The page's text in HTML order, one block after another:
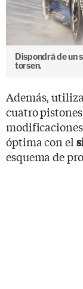
Dispondrá de un
torsen.
Además,
cuatro
óptima con el
esquema de